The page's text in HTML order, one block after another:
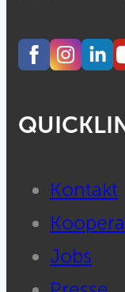
Kontakt
Jobs